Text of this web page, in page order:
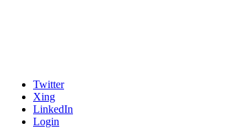
Twitter
Xing
LinkedIn
Login